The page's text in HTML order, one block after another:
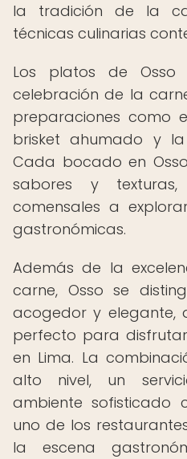
la tradición de la
técnicas culinarias
Los platos de Osso
celebración de la
preparaciones como
brisket ahumado y
Cada bocado en
sabores y
comensales a
gastronómicas.
Además de la
carne, Osso se
acogedor y elegante,
perfecto para
en Lima. La
alto nivel, un
ambiente sofisticado
uno de los
la escena